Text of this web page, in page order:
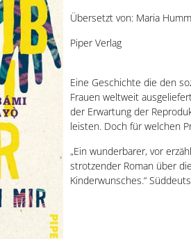
Übersetzt von: Maria
Piper Verlag
Eine Geschichte die den
Frauen weltweit
der Erwartung der
leisten. Doch für welchen
„Ein wunderbarer, vor
strotzender Roman über
Kinderwunsches.“